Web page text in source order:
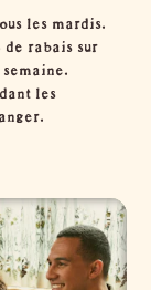
les mardis.
rabais sur
les